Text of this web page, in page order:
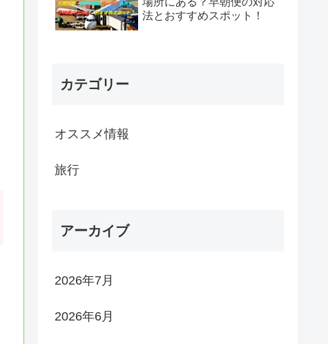
法とおすすめスポット！
カテゴリー
オススメ情報
旅行
アーカイブ
2026年7月
2026年6月